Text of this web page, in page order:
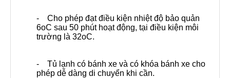
- Cho phép đạt điều kiện nhiệt độ bảo quản
6oC sau 50 phút hoạt động, tại điều kiện môi
trường là 32oC.
- Tủ lạnh có bánh xe và có khóa bánh xe cho
phép dễ dàng di chuyển khi cần.